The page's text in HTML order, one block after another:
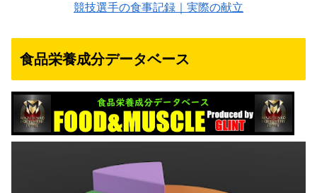
競技選手の食事記録｜実際の献立
食品栄養成分データベース